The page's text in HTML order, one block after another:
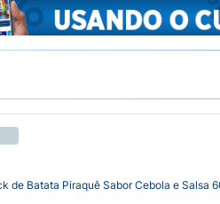
de Batata Piraquê Sabor Cebola e Salsa